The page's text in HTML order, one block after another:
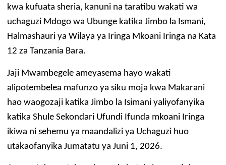
Zabuni za Ndani
Zabuni za Kimataifa
WASILIANA NASI
Wasiliana Nasi
KISWAHILI
kwa kufuata sheria, kanuni na taratibu wakati wa
uchaguzi Mdogo wa Ubunge katika Jimbo la Ismani,
Halmashauri ya Wilaya ya Iringa Mkoani Iringa na Kata
12 za Tanzania Bara.
Jaji Mwambegele ameyasema hayo wakati
alipotembelea mafunzo ya siku moja kwa Makarani
hao waogozaji katika Jimbo la Isimani yaliyofanyika
katika Shule Sekondari Ufundi Ifunda mkoani Iringa
ikiwa ni sehemu ya maandalizi ya Uchaguzi huo
utakaofanyika Jumatatu ya Juni 1, 2026.